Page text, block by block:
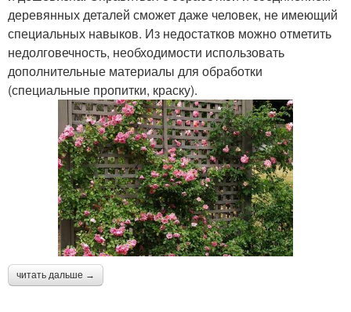
деревянных деталей сможет даже человек, не имеющий
специальных навыков. Из недостатков можно отметить
недолговечность, необходимости использовать
дополнительные материалы для обработки
(специальные пропитки, краску).
читать дальше →